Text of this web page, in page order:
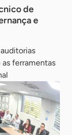
de
e
ferramentas